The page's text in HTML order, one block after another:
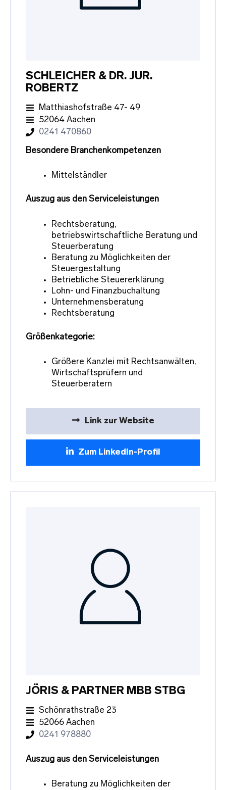
SCHLEICHER & DR. JUR.
ROBERTZ
Matthiashofstraße 47- 49
52064 Aachen
0241 470860
Besondere Branchenkompetenzen
Mittelständler
Auszug aus den Serviceleistungen
Rechtsberatung,
betriebswirtschaftliche Beratung und
Steuerberatung
Beratung zu Möglichkeiten der
Steuergestaltung
Betriebliche Steuererklärung
Lohn- und Finanzbuchaltung
Unternehmensberatung
Rechtsberatung
Größenkategorie:
Größere Kanzlei mit Rechtsanwälten,
Wirtschaftsprüfern und
Steuerberatern
Link zur Website
Zum LinkedIn-Profil
JÖRIS & PARTNER MBB STBG
Schönrathstraße 23
52066 Aachen
0241 978880
Auszug aus den Serviceleistungen
Beratung zu Möglichkeiten der